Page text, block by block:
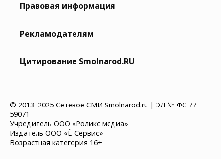
Правовая информация
Рекламодателям
Цитирование Smolnarod.RU
© 2013–2025 Сетевое СМИ Smolnarod.ru | ЭЛ № ФС 77 –
59071
Учредитель ООО «Роликс медиа»
Издатель ООО «Ё-Сервис»
Возрастная категория 16+